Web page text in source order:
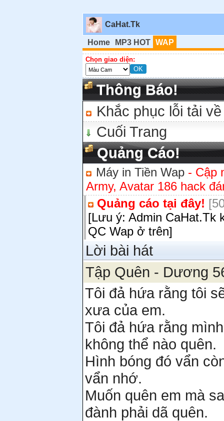
CaHat.Tk
Home MP3 HOT WAP
Chọn giao diện:
Thông Báo!
Khắc phục lỗi tải về
Cuối Trang
Quảng Cáo!
Máy in Tiền Wap - Cập
Army, Avatar 186 hack
Quảng cáo tại đây!
[Lưu ý: Admin CaHat.Tk
QC Wap ở trên]
Lời bài hát
Tập Quên - Dương
Tôi đả hứa rằng tôi
xưa của em.
Tôi đả hứa rằng
không thể nào quên.
Hình bóng đó vẩn
vẩn nhớ.
Muốn quên em mà
đành phải dã quên.